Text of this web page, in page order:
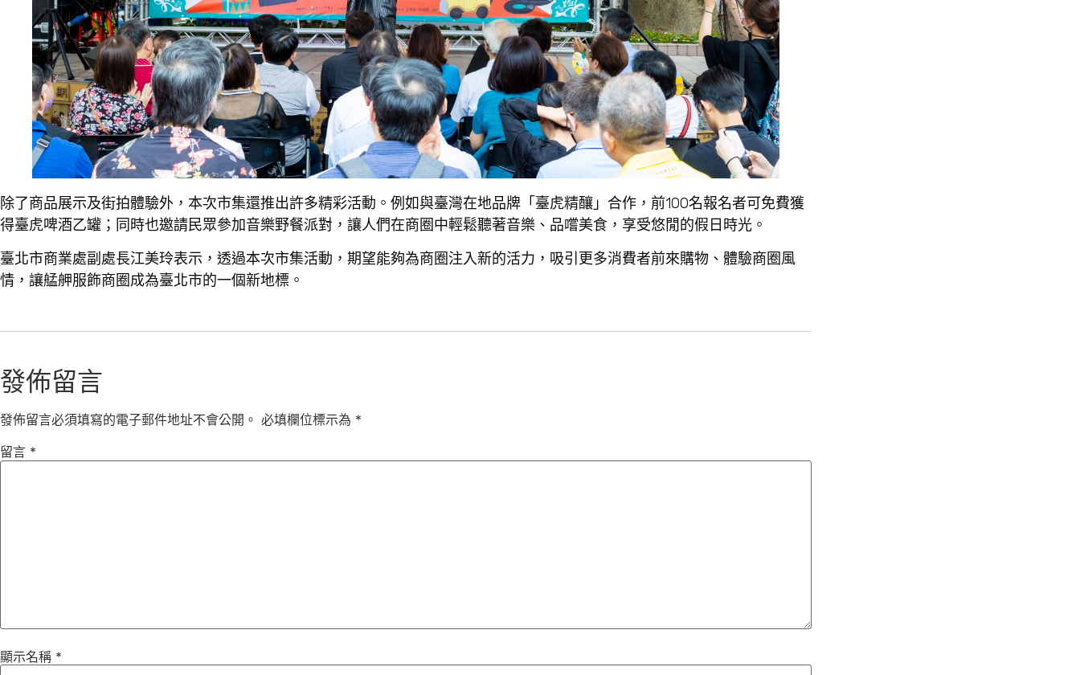
除了商品展示及街拍體驗外，本次市集還推出許多精彩活動。例如與臺灣在地品牌「臺虎精釀」合作，前100名報名者可免費獲
得臺虎啤酒乙罐；同時也邀請民眾參加音樂野餐派對，讓人們在商圈中輕鬆聽著音樂、品嚐美食，享受悠閒的假日時光。
臺北市商業處副處長江美玲表示，透過本次市集活動，期望能夠為商圈注入新的活力，吸引更多消費者前來購物、體驗商圈風
情，讓艋舺服飾商圈成為臺北市的一個新地標。
發佈留言
發佈留言必須填寫的電子郵件地址不會公開。 必填欄位標示為 *
留言 *
顯示名稱 *